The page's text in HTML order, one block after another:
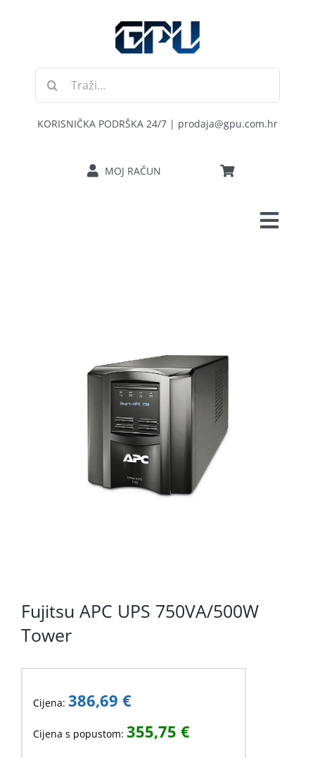
Traži...
KORISNIČKA PODRŠKA 24/7 | prodaja@gpu.com.hr
MOJ RAČUN
KABELI I KONEKTORI
Fujitsu APC UPS 750VA/500W
Tower
Cijena: 386,69 €
Cijena s popustom: 355,75 €